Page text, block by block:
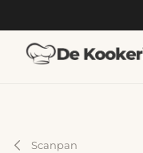
Scanpan